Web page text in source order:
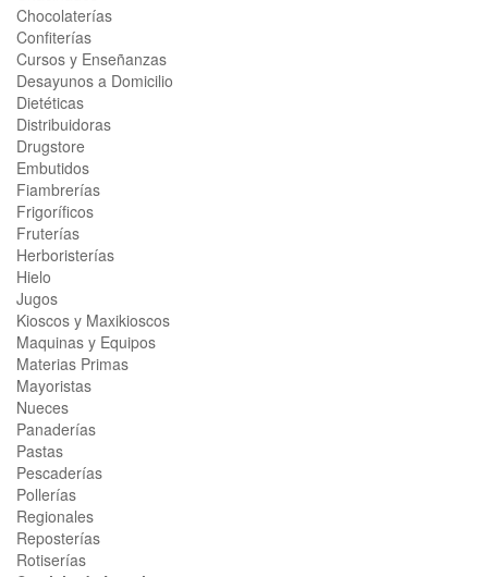
Chocolaterías
Confiterías
Cursos y Enseñanzas
Desayunos a Domicilio
Dietéticas
Distribuidoras
Drugstore
Embutidos
Fiambrerías
Frigoríficos
Fruterías
Herboristerías
Hielo
Jugos
Kioscos y Maxikioscos
Maquinas y Equipos
Materias Primas
Mayoristas
Nueces
Panaderías
Pastas
Pescaderías
Pollerías
Regionales
Reposterías
Rotiserías